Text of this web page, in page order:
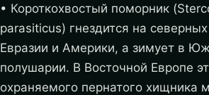
• Короткохвостый поморник
parasiticus) гнездится на
Евразии и Америки, а зимует в
полушарии. В Восточной Европе
охраняемого пернатого хищника